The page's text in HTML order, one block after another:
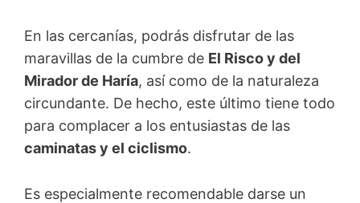
En las cercanías, podrás disfrutar de las
maravillas de la cumbre de El Risco y del
Mirador de Haría, así como de la naturaleza
circundante. De hecho, este último tiene todo
para complacer a los entusiastas de las
caminatas y el ciclismo.
Es especialmente recomendable darse un